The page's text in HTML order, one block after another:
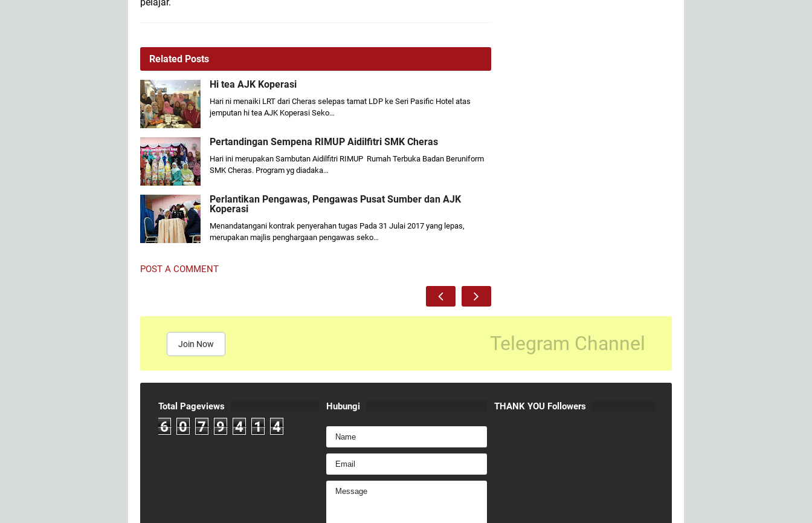
Related Posts
Hi tea AJK Koperasi
Hari ni menaiki LRT dari Cheras selepas tamat LDP ke Seri Pasific Hotel atas
jemputan hi tea AJK Koperasi Seko…
Pertandingan Sempena RIMUP Aidilfitri SMK Cheras
Hari ini merupakan Sambutan Aidilfitri RIMUP Rumah Terbuka Badan Beruniform
SMK Cheras. Program yg diadaka…
Perlantikan Pengawas, Pengawas Pusat Sumber dan AJK
Koperasi
Menandatangani kontrak penyerahan tugas Pada 31 Julai 2017 yang lepas,
merupakan majlis penghargaan pengawas seko…
POST A COMMENT
Join Now Telegram Channel
Total Pageviews
6 0 7 9 4 1 4
Hubungi THANK YOU Followers